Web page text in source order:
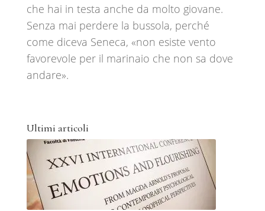
che hai in testa anche da molto giovane.
Senza mai perdere la bussola, perché
come diceva Seneca, «non esiste vento
favorevole per il marinaio che non sa dove
andare».
Ultimi articoli